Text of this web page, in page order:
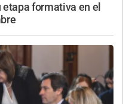
formativa en el